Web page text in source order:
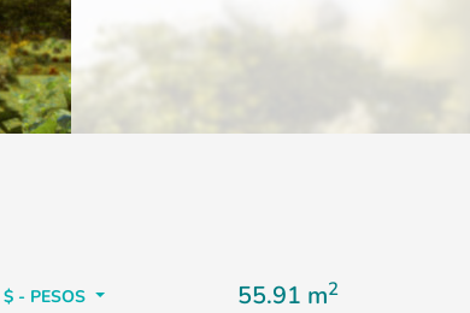
$ - PESOS 55.91 m2